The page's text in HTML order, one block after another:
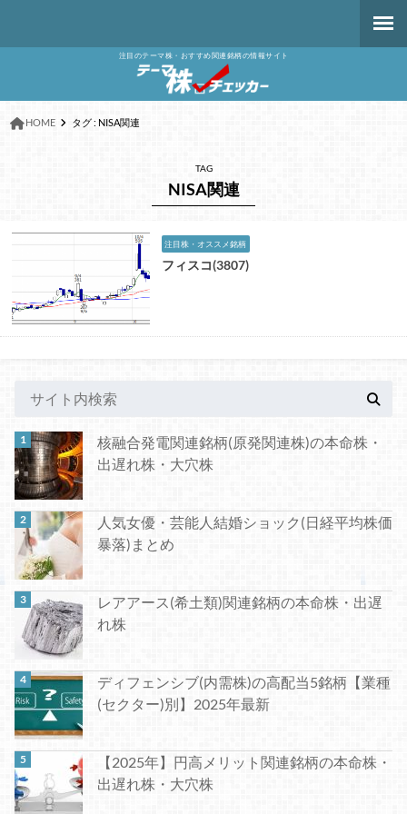
注目のテーマ株・おすすめ関連銘柄の情報サイト
HOME タグ : NISA関連
TAG
NISA関連
注目株・オススメ銘柄
フィスコ(3807)
核融合発電関連銘柄(原発関連株)の本命株・
出遅れ株・大穴株
人気女優・芸能人結婚ショック(日経平均株価
暴落)まとめ
レアアース(希土類)関連銘柄の本命株・出遅
れ株
ディフェンシブ(内需株)の高配当5銘柄【業種
(セクター)別】2025年最新
【2025年】円高メリット関連銘柄の本命株・
出遅れ株・大穴株